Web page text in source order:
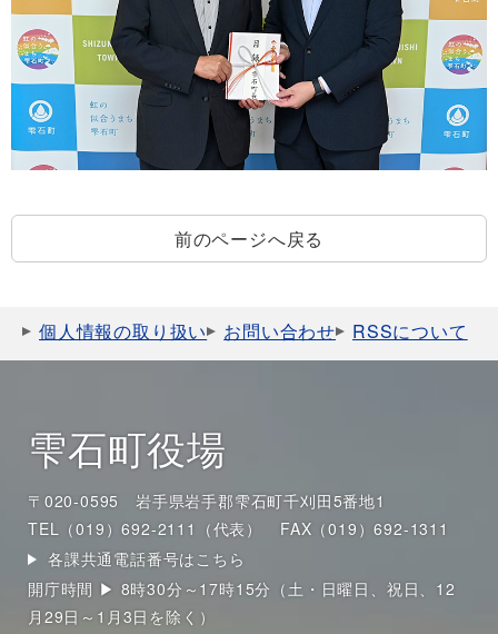
前のページへ戻る
個人情報の取り扱い お問い合わせ RSSについて
雫石町役場
〒020-0595 岩手県岩手郡雫石町千刈田5番地1
TEL（019）692-2111（代表）
FAX（019）692-1311
各課共通電話番号はこちら
開庁時間 ▶ 8時30分～17時15分（土・日曜日、祝日、12
月29日～1月3日を除く）